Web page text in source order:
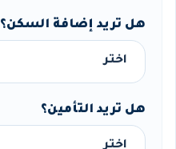
هل تريد إضافة السكن؟
هل تريد التأمين؟